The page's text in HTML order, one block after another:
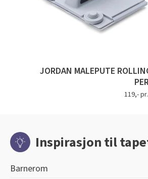
JORDAN MALEPUTE
119,-
Inspirasjon til
Barnerom